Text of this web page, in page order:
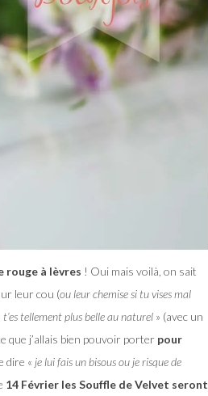
rouge à lèvres ! Oui mais voilà, on sait
leur cou (ou leur chemise si tu vises mal
t’es tellement plus belle au naturel » (avec un
que j’allais bien pouvoir porter pour
dire « je lui fais un bisous ou je risque de
14 Février les Souffle de Velvet seront